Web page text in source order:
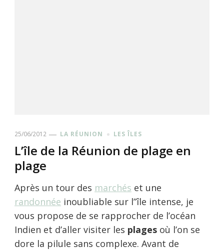
25/06/2012 LA RÉUNION LES ÎLES
L’île de la Réunion de plage en
plage
Après un tour des marchés et une
randonnée inoubliable sur l”île intense, je
vous propose de se rapprocher de l’océan
Indien et d’aller visiter les plages où l’on se
dore la pilule sans complexe. Avant de